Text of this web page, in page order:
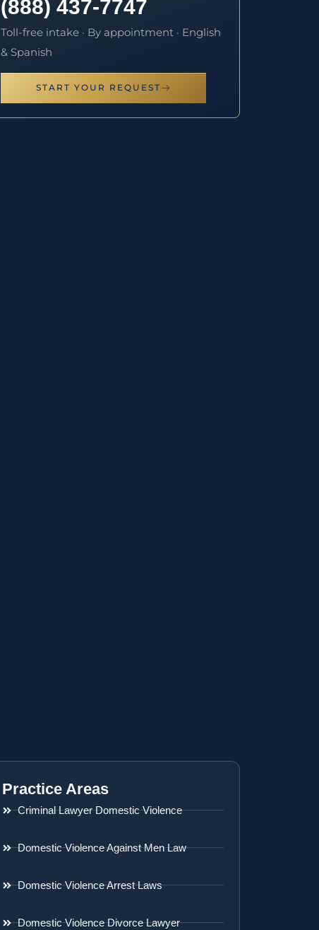
(888) 437-7747
Toll-free intake · By appointment · English
& Spanish
START YOUR REQUEST
Practice Areas
Criminal Lawyer Domestic Violence
Domestic Violence Against Men Law
Domestic Violence Arrest Laws
Domestic Violence Divorce Lawyer